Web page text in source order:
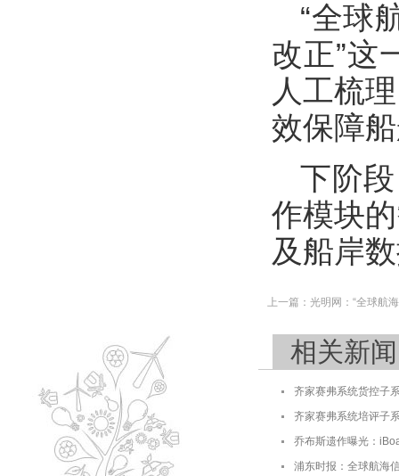
“全球
改正”这
人工梳
效保障
下阶
作模块
及船岸
上一篇： 光明网：“全球航
相关新闻
齐家赛弗系统货控子
齐家赛弗系统培评子
乔布斯遗作曝光：
浦东时报：全球航海